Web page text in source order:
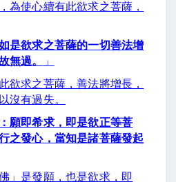
為使心續有此欲求之菩薩，
是欲求之菩薩的一切善法增
無過。
」
欲求之菩薩，善法將增長，
沒有過失。
願即希求，即是欲正等菩
之發心，當知是諸菩薩發起
」是發願，也是欲求，即